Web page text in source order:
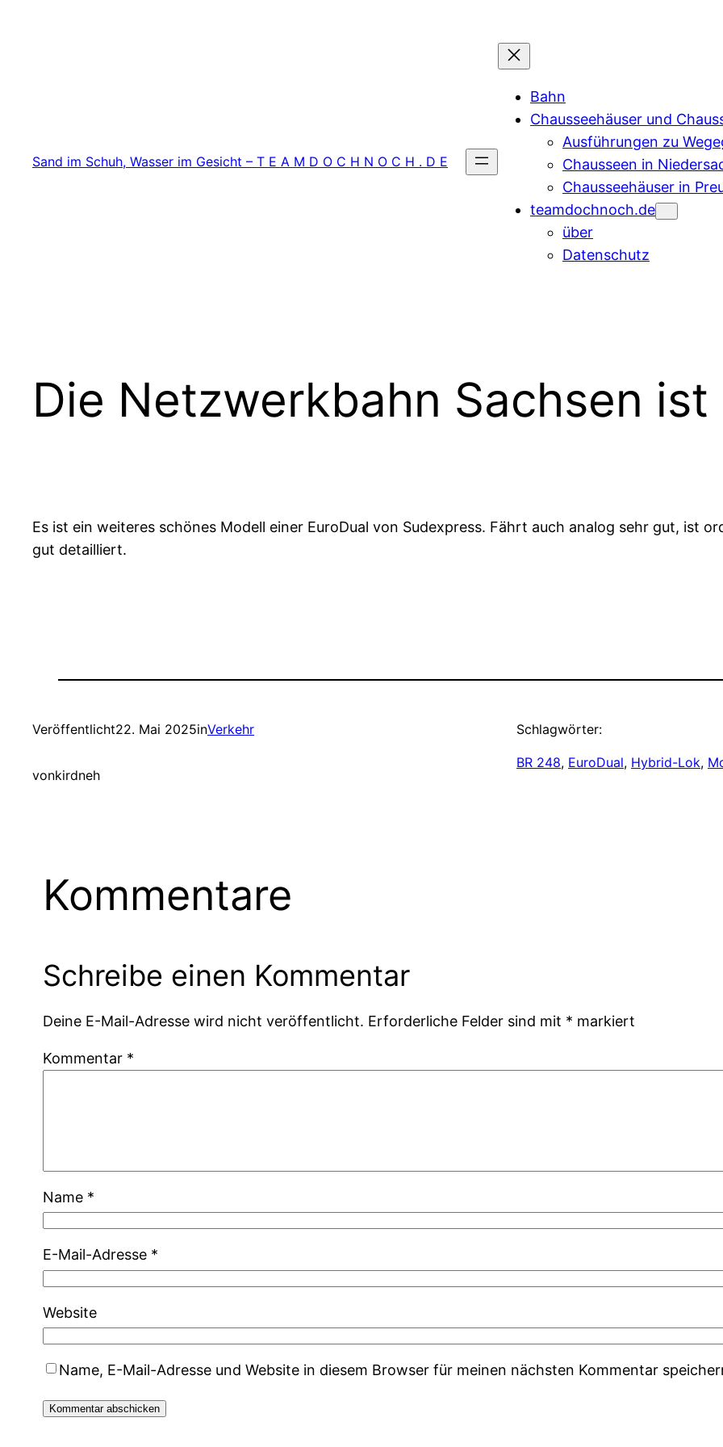
Sand im Schuh, Wasser im Gesicht – T E A M D O C H N O C H . D E
Bahn
Chausseehäuser und
Ausführungen zu
Chausseen in
Chausseehäuser in
teamdochnoch.de
über
Datenschutz
Die Netzwerkbahn Sachsen
Es ist ein weiteres schönes Modell einer EuroDual von Sudexpress. Fährt auch analog sehr gut, ist
gut detailliert.
Veröffentlicht22. Mai 2025inVerkehr
vonkirdneh
Schlagwörter:
BR 248, EuroDual, Hybrid-Lok,
Kommentare
Schreibe einen Kommentar
Deine E-Mail-Adresse wird nicht veröffentlicht. Erforderliche Felder sind mit * markiert
Kommentar *
Name *
E-Mail-Adresse *
Website
Name, E-Mail-Adresse und Website in diesem Browser für meinen nächsten Kommentar